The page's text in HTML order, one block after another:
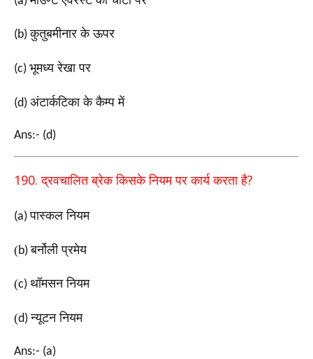
(b)कुतुबमीनार के ऊपर
(c) भूमध्य रेखा पर
(d) अंटार्कटिका के कैम्प में
Ans:- (d)
190.द्रवचालित ब्रेक किसके नियम पर कार्य करता है?
(a)पास्कल नियम
(b)बर्नोली प्रमेय
(c) थॉमसन नियम
(d)न्यूटन नियम
Ans:- (a)